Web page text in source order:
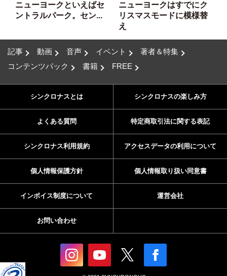
ニューヨークといえばセ
ントラルパーク。セン...
ニューヨークはすでにク
リスマスモードに模様替
え
記事 動画 音声 イベント
著者＆特集
コンテンツパック
書籍 FREE
シンクロナスとは シンクロナスの楽しみ方
よくある質問 特定商取引法に関する表記
シンクロナス利用規約 アクセスデータの利用について
個人情報保護方針 個人情報取り扱い同意書
インボイス制度について 運営会社
お問い合わせ